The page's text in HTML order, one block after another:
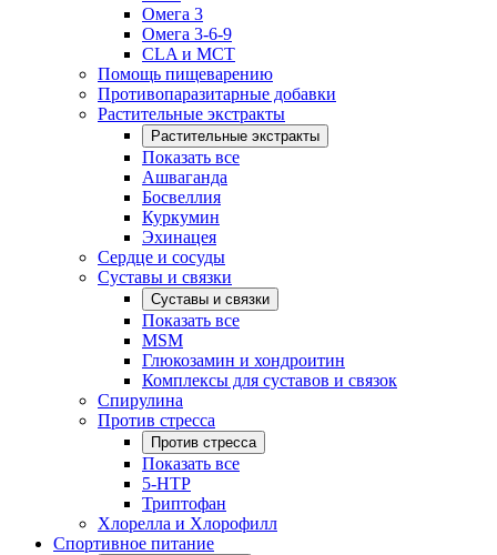
Омега 3
Омега 3-6-9
CLA и MCT
Помощь пищеварению
Противопаразитарные добавки
Растительные экстракты
Растительные экстракты
Показать все
Ашваганда
Босвеллия
Куркумин
Эхинацея
Сердце и сосуды
Суставы и связки
Суставы и связки
Показать все
MSM
Глюкозамин и хондроитин
Комплексы для суставов и связок
Спирулина
Против стресса
Против стресса
Показать все
5-HTP
Триптофан
Хлорелла и Хлорофилл
Спортивное питание